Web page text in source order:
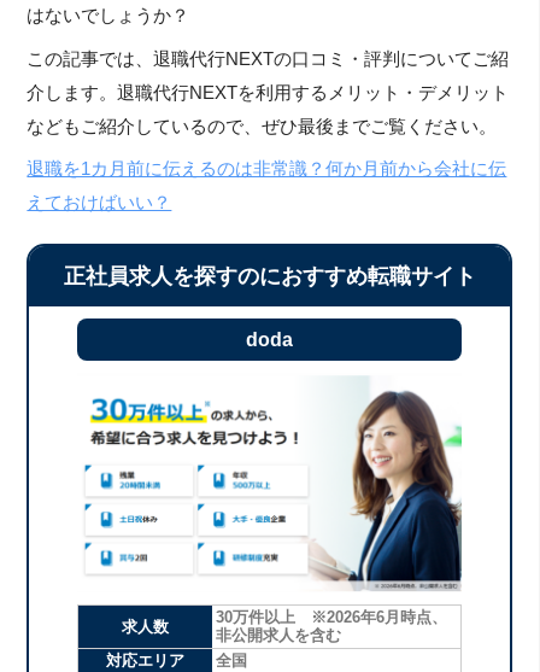
はないでしょうか？
この記事では、退職代行NEXTの口コミ・評判についてご紹
介します。退職代行NEXTを利用するメリット・デメリット
などもご紹介しているので、ぜひ最後までご覧ください。
退職を1カ月前に伝えるのは非常識？何か月前から会社に伝
えておけばいい？
正社員求人を探すのにおすすめ転職サイト
doda
求人数
30万件以上 ※2026年6月時点、
非公開求人を含む
対応エリア
全国